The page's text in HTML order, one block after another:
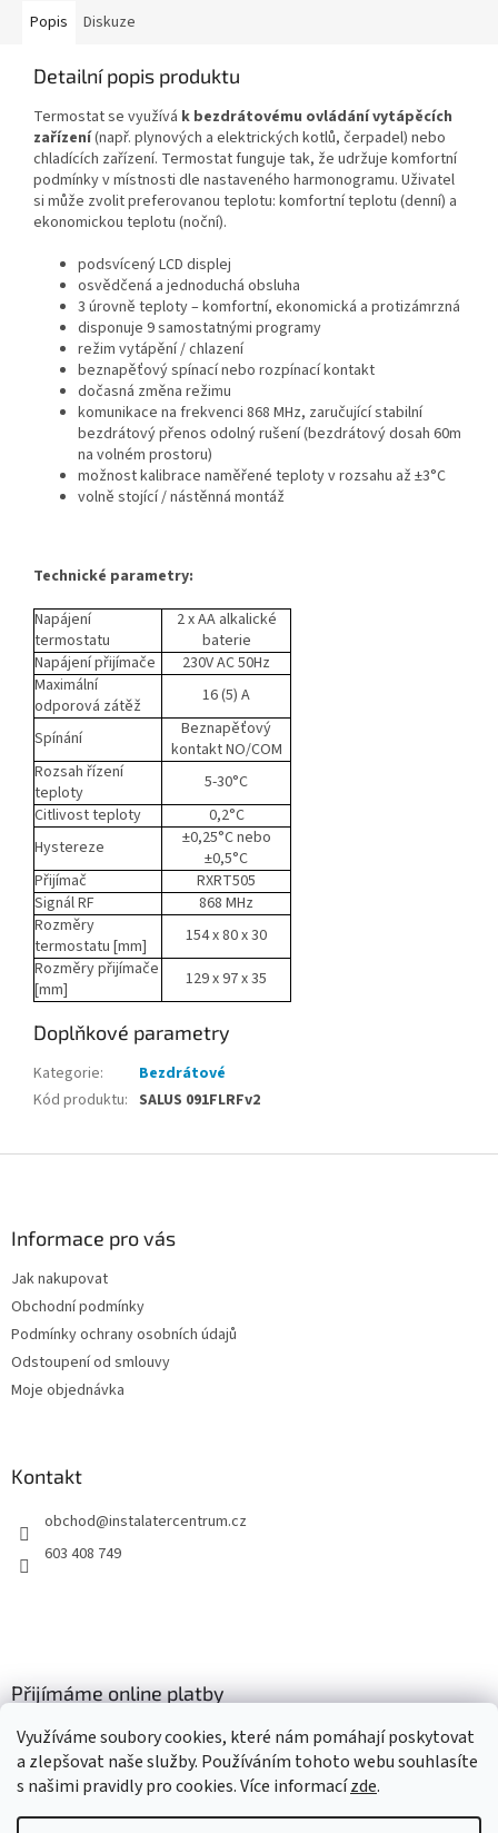
Využíváme soubory cookies, které nám pomáhají poskytovat
a zlepšovat naše služby. Používáním tohoto webu souhlasíte
s našimi pravidly pro cookies. Více informacízde.
Popis Diskuze
Detailní popis produktu
Termostat se využívá k bezdrátovému ovládání vytápěcích
zařízení(např. plynových a elektrických kotlů, čerpadel) nebo
chladících zařízení. Termostat funguje tak, že udržuje komfortní
podmínky v místnosti dle nastaveného harmonogramu. Uživatel
si může zvolit preferovanou teplotu: komfortní teplotu (denní) a
ekonomickou teplotu (noční).
podsvícený LCD displej
osvědčená a jednoduchá obsluha
3 úrovně teploty – komfortní, ekonomická a protizámrzná
disponuje 9 samostatnými programy
režim vytápění / chlazení
beznapěťový spínací nebo rozpínací kontakt
dočasná změna režimu
komunikace na frekvenci 868 MHz, zaručující stabilní
bezdrátový přenos odolný rušení (bezdrátový dosah 60m
na volném prostoru)
možnost kalibrace naměřené teploty v rozsahu až ±3°C
volně stojící / nástěnná montáž
Technické parametry:
Napájení
termostatu
2 x AA alkalické
baterie
Napájení přijímače
230V AC 50Hz
Maximální
odporová zátěž
16 (5) A
Spínání
Beznapěťový
kontakt NO/COM
Rozsah řízení
teploty
5-30°C
Citlivost teploty
0,2°C
Hystereze
±0,25°C nebo
±0,5°C
Přijímač
RXRT505
Signál RF
868 MHz
Rozměry
termostatu [mm]
154 x 80 x 30
Rozměry přijímače
[mm]
129 x 97 x 35
Doplňkové parametry
Kategorie:
Bezdrátové
Kód produktu: SALUS 091FLRFv2
Informace pro vás
Jak nakupovat
Obchodní podmínky
Podmínky ochrany osobních údajů
Odstoupení od smlouvy
Moje objednávka
Kontakt
obchod@instalatercentrum.cz
603 408 749
Přijímáme online platby